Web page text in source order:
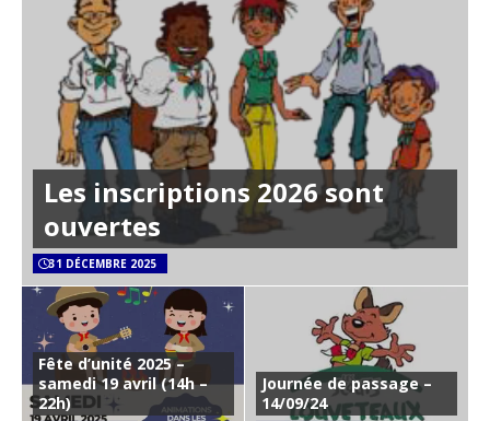
Les inscriptions 2026 sont
ouvertes
31 DÉCEMBRE 2025
Fête d’unité 2025 –
samedi 19 avril (14h –
22h)
Journée de passage –
14/09/24